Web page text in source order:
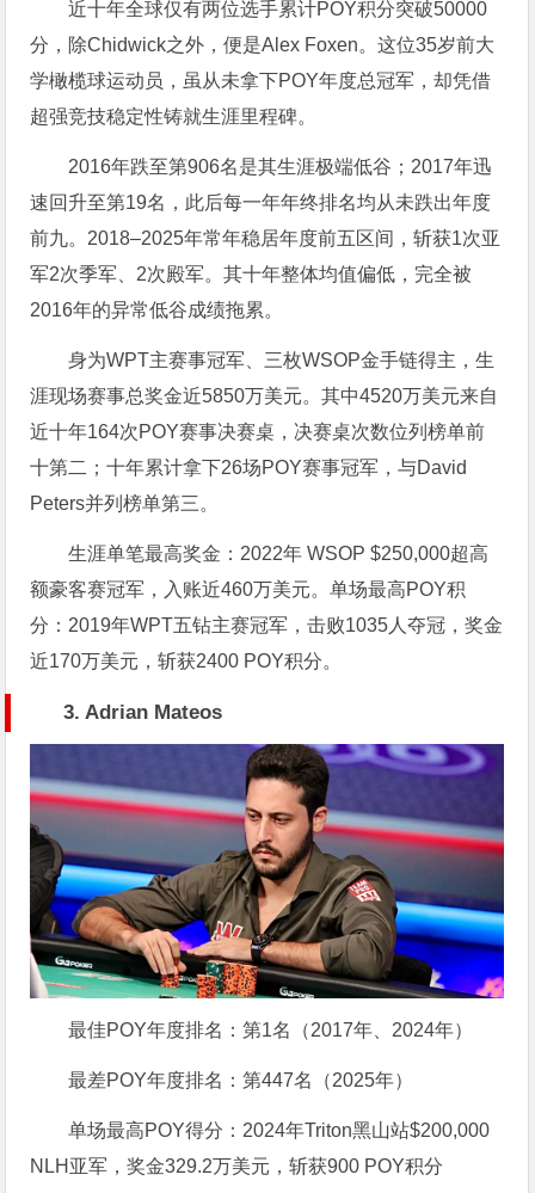
近十年全球仅有两位选手累计POY积分突破50000
分，除Chidwick之外，便是Alex Foxen。这位35岁前大
学橄榄球运动员，虽从未拿下POY年度总冠军，却凭借
超强竞技稳定性铸就生涯里程碑。
2016年跌至第906名是其生涯极端低谷；2017年迅
速回升至第19名，此后每一年年终排名均从未跌出年度
前九。2018–2025年常年稳居年度前五区间，斩获1次亚
军2次季军、2次殿军。其十年整体均值偏低，完全被
2016年的异常低谷成绩拖累。
身为WPT主赛事冠军、三枚WSOP金手链得主，生
涯现场赛事总奖金近5850万美元。其中4520万美元来自
近十年164次POY赛事决赛桌，决赛桌次数位列榜单前
十第二；十年累计拿下26场POY赛事冠军，与David
Peters并列榜单第三。
生涯单笔最高奖金：2022年 WSOP $250,000超高
额豪客赛冠军，入账近460万美元。单场最高POY积
分：2019年WPT五钻主赛冠军，击败1035人夺冠，奖金
近170万美元，斩获2400 POY积分。
3. Adrian Mateos
最佳POY年度排名：第1名（2017年、2024年）
最差POY年度排名：第447名（2025年）
单场最高POY得分：2024年Triton黑山站$200,000
NLH亚军，奖金329.2万美元，斩获900 POY积分